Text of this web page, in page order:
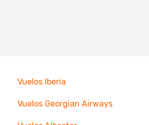
Vuelos Iberia
Vuelos Georgian Airways